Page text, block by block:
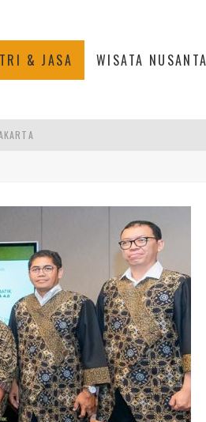
& JASA WISATA